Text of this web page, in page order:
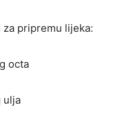
pripremu lijeka:
octa
ulja